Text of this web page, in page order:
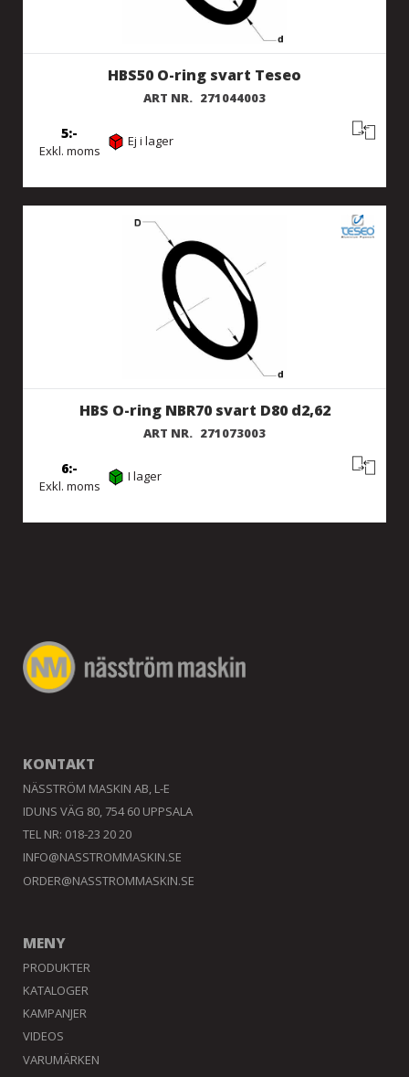
HBS50 O-ring svart Teseo
ART NR. 271044003
Exkl. moms
5 Ej i lager
HBS O-ring NBR70 svart D80 d2,62
ART NR. 271073003
Exkl. moms
6 I lager
KONTAKT
NÄSSTRÖM MASKIN AB, L-E
IDUNS VÄG 80, 754 60 UPPSALA
TEL NR: 018-23 20 20
INFO@NASSTROMMASKIN.SE
ORDER@NASSTROMMASKIN.SE
MENY
PRODUKTER
KATALOGER
KAMPANJER
VIDEOS
VARUMÄRKEN